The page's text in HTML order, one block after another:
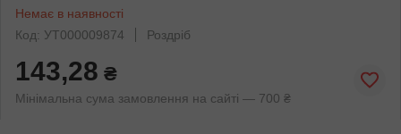
Немає в наявності
Код: УТ000009874
Роздріб
143,28 ₴
Мінімальна сума замовлення на сайті — 700 ₴